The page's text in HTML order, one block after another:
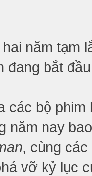
hai năm tạm
đang bắt
các bộ phim
năm nay
, cùng
vỡ kỷ lục